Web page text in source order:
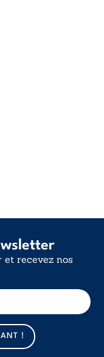
recevez nos
!